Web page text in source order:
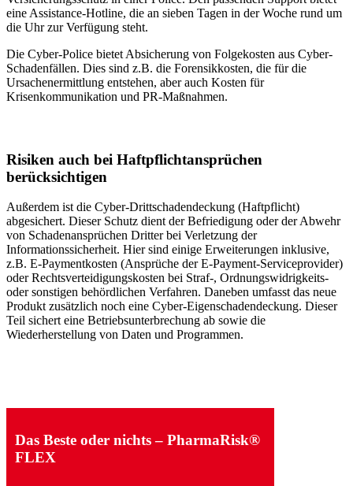
eine Assistance-Hotline, die an sieben Tagen in der Woche rund um
die Uhr zur Verfügung steht.
Die Cyber-Police bietet Absicherung von Folgekosten aus Cyber-
Schadenfällen. Dies sind z.B. die Forensikkosten, die für die
Ursachenermittlung entstehen, aber auch Kosten für
Krisenkommunikation und PR-Maßnahmen.
Risiken auch bei Haftpflichtansprüchen
berücksichtigen
Außerdem ist die Cyber-Drittschadendeckung (Haftpflicht)
abgesichert. Dieser Schutz dient der Befriedigung oder der Abwehr
von Schadenansprüchen Dritter bei Verletzung der
Informationssicherheit. Hier sind einige Erweiterungen inklusive,
z.B. E-Paymentkosten (Ansprüche der E-Payment-Serviceprovider)
oder Rechtsverteidigungskosten bei Straf-, Ordnungswidrigkeits-
oder sonstigen behördlichen Verfahren. Daneben umfasst das neue
Produkt zusätzlich noch eine Cyber-Eigenschadendeckung. Dieser
Teil sichert eine Betriebsunterbrechung ab sowie die
Wiederherstellung von Daten und Programmen.
Das Beste oder nichts – PharmaRisk®
FLEX